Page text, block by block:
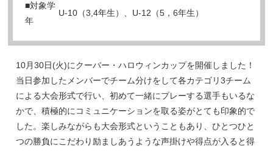
■対象学
年
U-10（3,4年生）、U-12（5，6年生）
10月30日(火)にクーバー・ハロウィンカップを開催しました！
当日参加したメンバーでチーム分けをして各カテゴリ3チーム
による大会形式で行い、初めて一緒にプレーする選手もいるな
かで、積極的にコミュニケーションを取る姿がとても印象的で
した。楽しみながらも大会形式ということもあり、ひとつひと
つの勝負にこだわり励ましあうような声掛けや得点が入ると得